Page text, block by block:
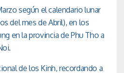
según el calendario lunar
del mes de Abril), en los
en la provincia de Phu Tho a
de los Kinh, recordando a